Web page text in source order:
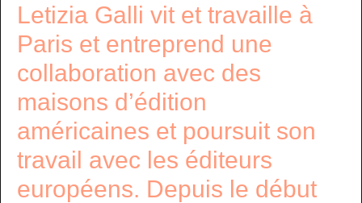
Letizia Galli vit et travaille à
Paris et entreprend une
collaboration avec des
maisons d’édition
américaines et poursuit son
travail avec les éditeurs
européens. Depuis le début